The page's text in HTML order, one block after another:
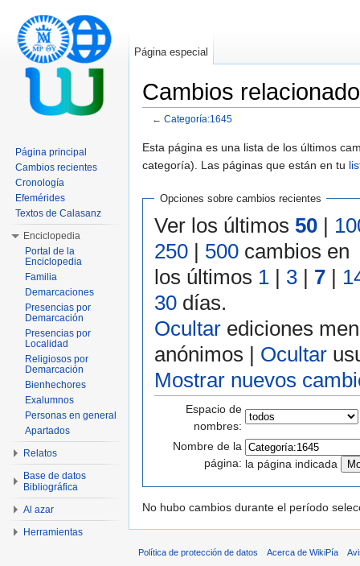
Cambios
← Categoría:1645
Esta página es una lista de los últimos
categoría). Las páginas que están en tu
Opciones sobre cambios recientes
Ver los últimos 50 |
250 | 500 cambios en
los últimos 1 | 3 | 7 |
30 días.
Ocultar ediciones
anónimos | Ocultar
Mostrar nuevos
Espacio de
nombres:
Nombre de la
página: la página indicada
No hubo cambios durante el período
Página especial
Página principal
Cambios recientes
Cronología
Efemérides
Textos de Calasanz
Enciclopedia
Portal de la
Enciclopedia
Familia
Demarcaciones
Presencias por
Demarcación
Presencias por
Localidad
Religiosos por
Demarcación
Bienhechores
Exalumnos
Personas en general
Apartados
Relatos
Base de datos
Bibliográfica
Al azar
Herramientas
Política de protección de datos Acerca de WikiPía